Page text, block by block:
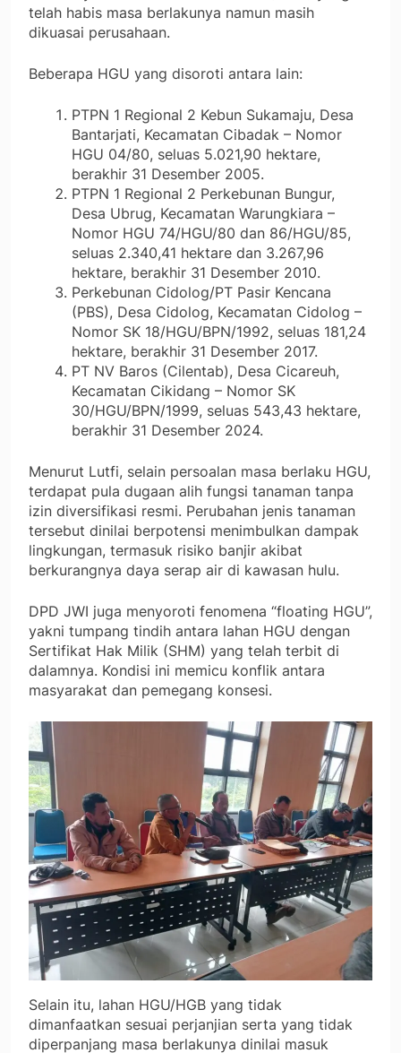
telah habis masa berlakunya namun masih
dikuasai perusahaan.
Beberapa HGU yang disoroti antara lain:
PTPN 1 Regional 2 Kebun Sukamaju, Desa
Bantarjati, Kecamatan Cibadak – Nomor
HGU 04/80, seluas 5.021,90 hektare,
berakhir 31 Desember 2005.
PTPN 1 Regional 2 Perkebunan Bungur,
Desa Ubrug, Kecamatan Warungkiara –
Nomor HGU 74/HGU/80 dan 86/HGU/85,
seluas 2.340,41 hektare dan 3.267,96
hektare, berakhir 31 Desember 2010.
Perkebunan Cidolog/PT Pasir Kencana
(PBS), Desa Cidolog, Kecamatan Cidolog –
Nomor SK 18/HGU/BPN/1992, seluas 181,24
hektare, berakhir 31 Desember 2017.
PT NV Baros (Cilentab), Desa Cicareuh,
Kecamatan Cikidang – Nomor SK
30/HGU/BPN/1999, seluas 543,43 hektare,
berakhir 31 Desember 2024.
Menurut Lutfi, selain persoalan masa berlaku HGU,
terdapat pula dugaan alih fungsi tanaman tanpa
izin diversifikasi resmi. Perubahan jenis tanaman
tersebut dinilai berpotensi menimbulkan dampak
lingkungan, termasuk risiko banjir akibat
berkurangnya daya serap air di kawasan hulu.
DPD JWI juga menyoroti fenomena “floating HGU”,
yakni tumpang tindih antara lahan HGU dengan
Sertifikat Hak Milik (SHM) yang telah terbit di
dalamnya. Kondisi ini memicu konflik antara
masyarakat dan pemegang konsesi.
Selain itu, lahan HGU/HGB yang tidak
dimanfaatkan sesuai perjanjian serta yang tidak
diperpanjang masa berlakunya dinilai masuk